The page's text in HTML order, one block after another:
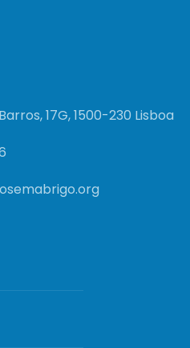
17G, 1500-230 Lisboa